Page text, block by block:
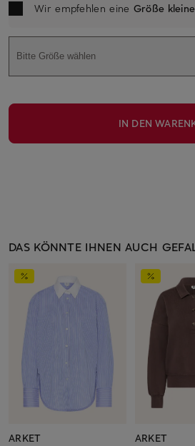
Wir empfehlen eine Größe
Bitte Größe wählen
IN DEN
DAS KÖNNTE IHNEN AUCH
ARKET
ARKET